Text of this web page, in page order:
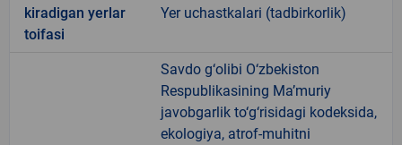
kiradigan yerlar
toifasi
Yer uchastkalari (tadbirkorlik)
Savdo g‘olibi O‘zbekiston
Respublikasining Ma’muriy
javobgarlik to‘g‘risidagi kodeksida,
ekologiya, atrof-muhitni